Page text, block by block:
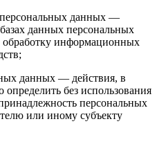
данных —
данных персональных
информационных
данных — действия, в
определить без использования
персональных
или иному субъекту